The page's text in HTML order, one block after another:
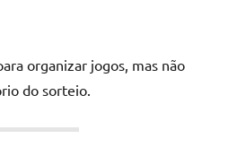
organizar jogos, mas não
do sorteio.